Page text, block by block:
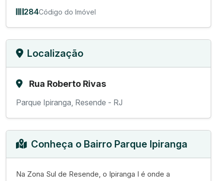
284Código do Imóvel
Localização
Rua Roberto Rivas
Parque Ipiranga, Resende - RJ
Conheça o Bairro Parque Ipiranga
Na Zona Sul de Resende, o Ipiranga I é onde a